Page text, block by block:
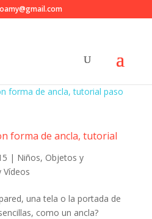
forma de ancla, tutorial
| Niños, Objetos y
Vídeos
una tela o la portada de
como un ancla?